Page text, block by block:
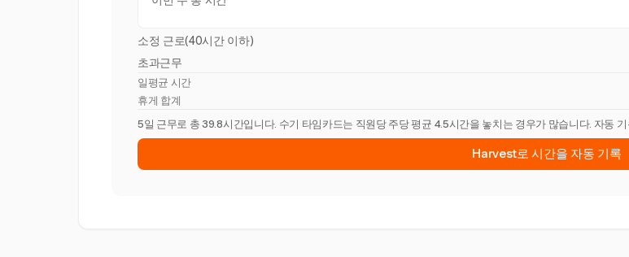
소정 근로(40시간 이하)
초과근무
일평균 시간
휴게 합계
5일 근무로 총 39.8시간입니다. 수기 타임카드는 직원당 주당 평균 4.5시간을 놓치는 경우가 많습니다. 자동
Harvest로 시간을 자동 기록